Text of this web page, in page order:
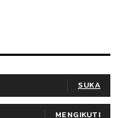
SUKA
MENGIKUTI